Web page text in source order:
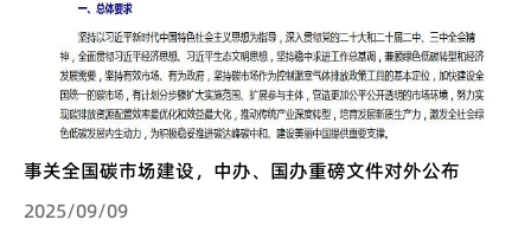
事关全国碳市场建设，中办、国办重磅文件对外公布
2025/09/09